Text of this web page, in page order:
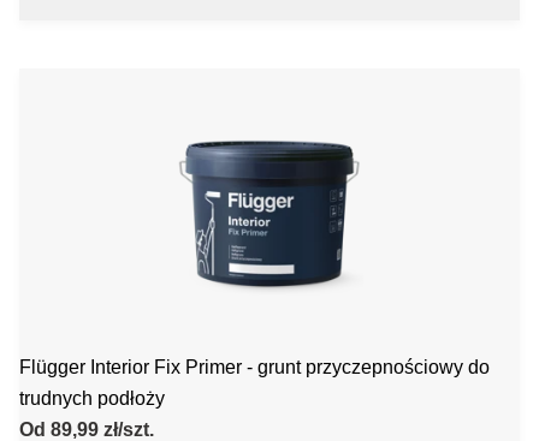
Flügger Interior Fix Primer - grunt przyczepnościowy do
trudnych podłoży
Od 89,99 zł/szt.